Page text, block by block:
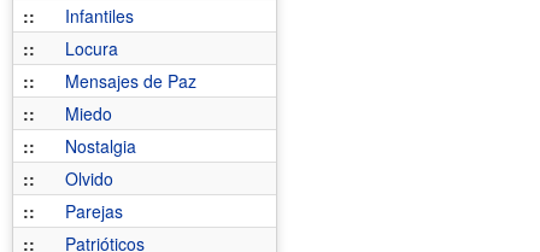
::
Infantiles
::
Locura
::
Mensajes de Paz
::
Miedo
::
Nostalgia
::
Olvido
::
Parejas
::
Patrióticos